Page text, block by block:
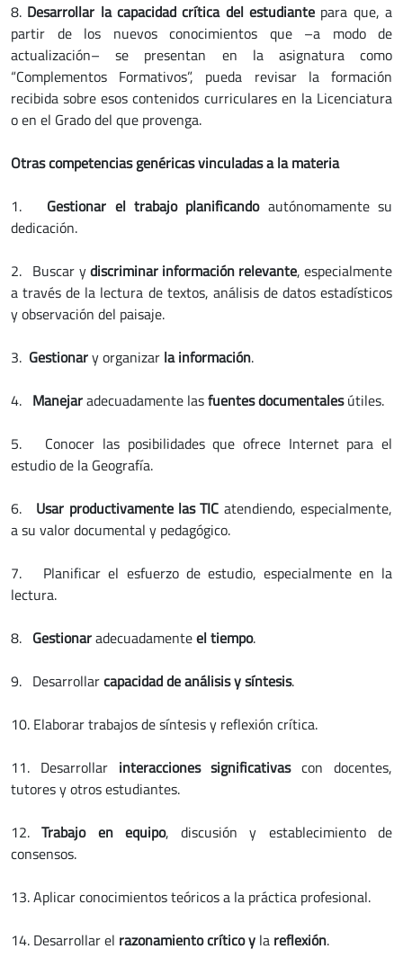
8. Desarrollar la capacidad crítica del estudiante para que, a
partir de los nuevos conocimientos que –a modo de
actualización– se presentan en la asignatura como
“Complementos Formativos”, pueda revisar la formación
recibida sobre esos contenidos curriculares en la Licenciatura
o en el Grado del que provenga.
Otras competencias genéricas vinculadas a la materia
1.
Gestionar el trabajo planificandoautónomamente su
dedicación.
2. Buscar ydiscriminar información relevante, especialmente
a través de la lectura de textos, análisis de datos estadísticos
y observación del paisaje.
3. Gestionary organizar la información.
4. Manejaradecuadamente lasfuentes documentalesútiles.
5. Conocer las posibilidades que ofrece Internet para el
estudio de la Geografía.
6.
Usar productivamente las TIC atendiendo, especialmente,
a su valor documental y pedagógico.
7. Planificar el esfuerzo de estudio, especialmente en la
lectura.
8. Gestionaradecuadamenteel tiempo.
9. Desarrollarcapacidad de análisis y síntesis.
10. Elaborar trabajos de síntesis y reflexión crítica.
11. Desarrollar interacciones significativascon docentes,
tutores y otros estudiantes.
12.Trabajo en equipo, discusión y establecimiento de
consensos.
13. Aplicar conocimientos teóricos a la práctica profesional.
14. Desarrollar el razonamiento crítico y la reflexión.